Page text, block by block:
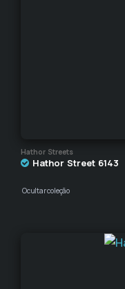
Hathor Streets
Hathor Street 6143
Ocultar coleção